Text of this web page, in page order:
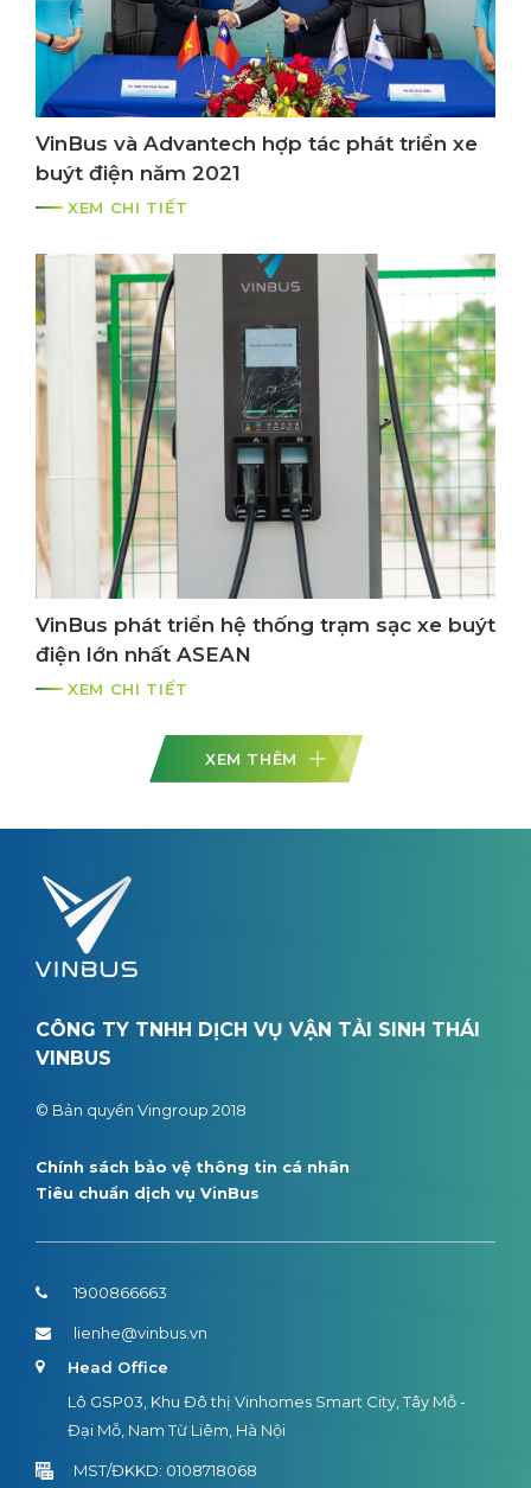
VinBus và Advantech hợp tác phát triển xe
buýt điện năm 2021
XEM CHI TIẾT
VinBus phát triển hệ thống trạm sạc xe buýt
điện lớn nhất ASEAN
XEM CHI TIẾT
XEM THÊM
CÔNG TY TNHH DỊCH VỤ VẬN TẢI SINH THÁI
VINBUS
© Bản quyền Vingroup 2018
Chính sách bảo vệ thông tin cá nhân
Tiêu chuẩn dịch vụ VinBus
1900866663
lienhe@vinbus.vn
Head Office
Lô GSP03, Khu Đô thị Vinhomes Smart City, Tây Mỗ -
Đại Mỗ, Nam Từ Liêm, Hà Nội
MST/ĐKKD: 0108718068